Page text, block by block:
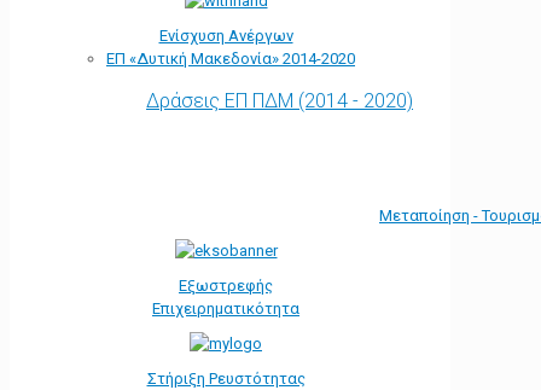
Ενίσχυση Ανέργων
ΕΠ «Δυτική Μακεδονία» 2014-2020
Δράσεις ΕΠ ΠΔΜ (2014 - 2020)
Μεταποίηση -
Εξωστρεφής
Επιχειρηματικότητα
Στήριξη Ρευστότητας